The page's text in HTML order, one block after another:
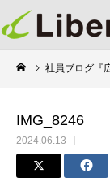
社員ブログ『
IMG_8246
2024.06.13